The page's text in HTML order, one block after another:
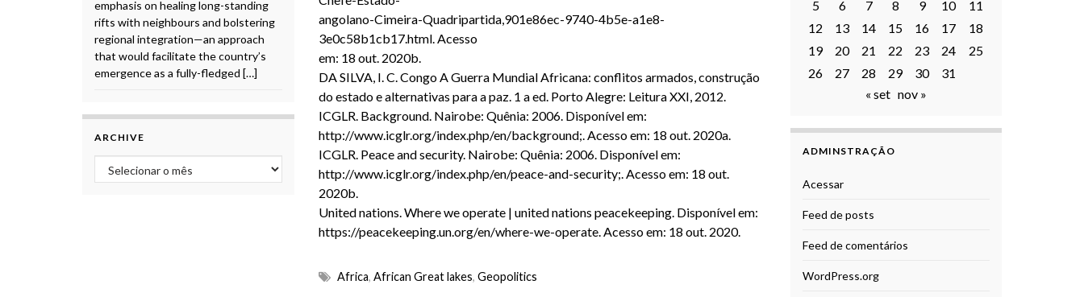
angolano-Cimeira-Quadripartida,901e86ec-9740-4b5e-a1e8-
3e0c58b1cb17.html. Acesso
em: 18 out. 2020b.
DA SILVA, I. C. Congo A Guerra Mundial Africana: conflitos armados, construção
do estado e alternativas para a paz. 1 a ed. Porto Alegre: Leitura XXI, 2012.
ICGLR. Background. Nairobe: Quênia: 2006. Disponível em:
http://www.icglr.org/index.php/en/background;. Acesso em: 18 out. 2020a.
ICGLR. Peace and security. Nairobe: Quênia: 2006. Disponível em:
http://www.icglr.org/index.php/en/peace-and-security;. Acesso em: 18 out.
2020b.
United nations. Where we operate | united nations peacekeeping. Disponível em:
https://peacekeeping.un.org/en/where-we-operate. Acesso em: 18 out. 2020.
Africa, African Great lakes, Geopolitics
emphasis on healing long-standing
rifts with neighbours and bolstering
regional integration—an approach
that would facilitate the country’s
emergence as a fully-fledged […]
ARCHIVE
Archive
5
6 7 8 9 10
11
12
13 14 15 16 17
18
19
20 21 22 23 24
25
26
27 28 29 30
31
« set nov »
ADMINSTRAÇÃO
Acessar
Feed de posts
Feed de comentários
WordPress.org